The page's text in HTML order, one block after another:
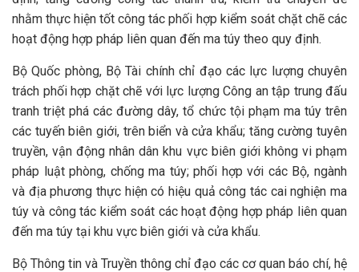
nhằm thực hiện tốt công tác phối hợp kiểm soát chặt chẽ các
hoạt động hợp pháp liên quan đến ma túy theo quy định.
Bộ Quốc phòng, Bộ Tài chính chỉ đạo các lực lượng chuyên
trách phối hợp chặt chẽ với lực lượng Công an tập trung đấu
tranh triệt phá các đường dây, tổ chức tội phạm ma túy trên
các tuyến biên giới, trên biển và cửa khẩu; tăng cường tuyên
truyền, vận động nhân dân khu vực biên giới không vi phạm
pháp luật phòng, chống ma túy; phối hợp với các Bộ, ngành
và địa phương thực hiện có hiệu quả công tác cai nghiện ma
túy và công tác kiểm soát các hoạt động hợp pháp liên quan
đến ma túy tại khu vực biên giới và cửa khẩu.
Bộ Thông tin và Truyền thông chỉ đạo các cơ quan báo chí, hệ